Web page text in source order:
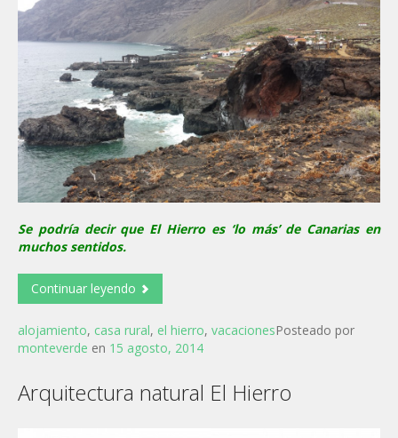
Se podría decir que El Hierro es ‘lo más’ de Canarias en
muchos sentidos.
Continuar leyendo
alojamiento, casa rural, el hierro, vacacionesPosteado por
monteverde en 15 agosto, 2014
Arquitectura natural El Hierro